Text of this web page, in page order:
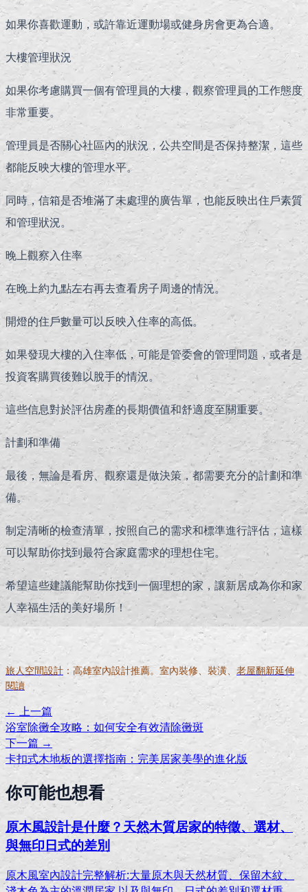
如果你喜歡運動，或許靠近運動場或健身房會更為合適。
大樓管理狀況
如果你考慮購買一個有管理員的大樓，觀察管理員的工作態度
非常重要。
管理員是否關心社區內的狀況，公共空間是否保持整潔，這些
都能反映大樓的管理水平。
同時，信箱是否堆滿了未處理的廣告單，也能反映出住戶素質
和管理狀況。
晚上觀察入住率
在晚上約九點左右再去查看房子周邊的情況。
開燈的住戶數量可以反映入住率的高低。
如果發現大樓的入住率低，可能是管委會的管理問題，或者是
投資客購買後難以脫手的情況。
這些信息對於評估房產的長期價值和舒適度至關重要。
計劃和準備
最後，無論是看房、觀察還是做決策，都需要充分的計劃和準
備。
制定清晰的檢查清單，按照自己的需求和標準進行評估，這樣
可以幫助你找到最符合家庭需求的理想住宅。
希望這些建議能幫助你找到一個理想的家，讓新居成為你和家
人幸福生活的美好場所！
旅人空間設計 ：高雄室內設計推薦。室內裝修、裝潢、 老屋翻新延伸
閱讀
← 上一篇
浴室除黴全攻略：如何安全有效清除黴斑
下一篇 →
卡扣式木地板的選擇指南：完美居家美學的進化版
你可能也想看
原木風設計是什麼？天然木質居家的特徵、選材、
與無印日式的差別
原木風室內設計完整解析:大量原木與天然材質、保留木紋、